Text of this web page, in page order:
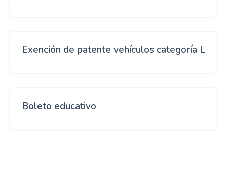
Exención de patente vehículos categoría L
Boleto educativo